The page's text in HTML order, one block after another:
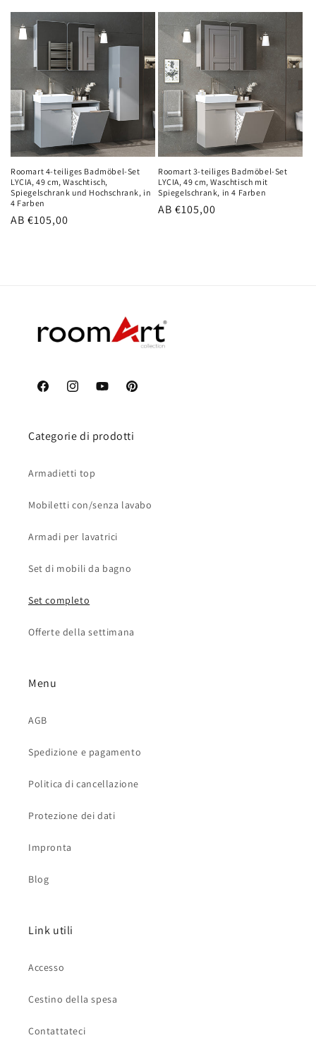
Roomart 4-teiliges Badmöbel-Set
LYCIA, 49 cm, Waschtisch,
Spiegelschrank und Hochschrank, in
4 Farben
Normaler
AB €105,00
Roomart 3-teiliges Badmöbel-Set
LYCIA, 49 cm, Waschtisch mit
Spiegelschrank, in 4 Farben
Normaler
AB €105,00
FacebookInstagramYouTubePinterest
Categorie di prodotti
Armadietti top
Mobiletti con/senza lavabo
Armadi per lavatrici
Set di mobili da bagno
Set completo
Offerte della settimana
Menu
AGB
Spedizione e pagamento
Politica di cancellazione
Protezione dei dati
Impronta
Blog
Link utili
Accesso
Cestino della spesa
Contattateci